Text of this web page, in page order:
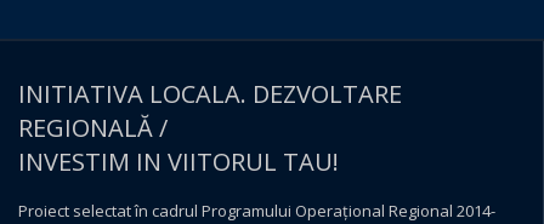
INITIATIVA LOCALA. DEZVOLTARE
REGIONALĂ /
INVESTIM IN VIITORUL TAU!
Proiect selectat în cadrul Programului Operațional Regional 2014-